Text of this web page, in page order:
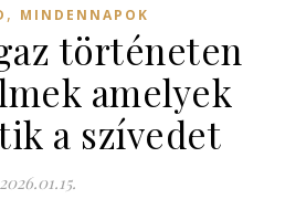
, MINDENNAPOK
történeten
amelyek
a szívedet
2026.01.15.